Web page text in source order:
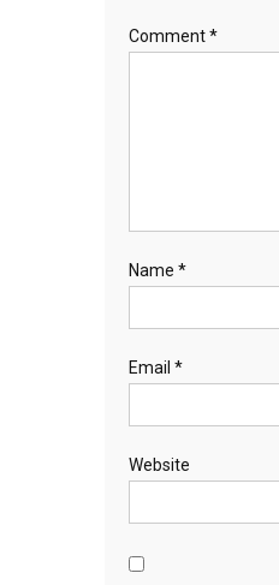
Comment*
Name *
Email *
Website